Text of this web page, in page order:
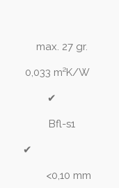
max. 27 gr.
0,033 m²K/W
✔
Bfl-s1
✔
<0,10 mm